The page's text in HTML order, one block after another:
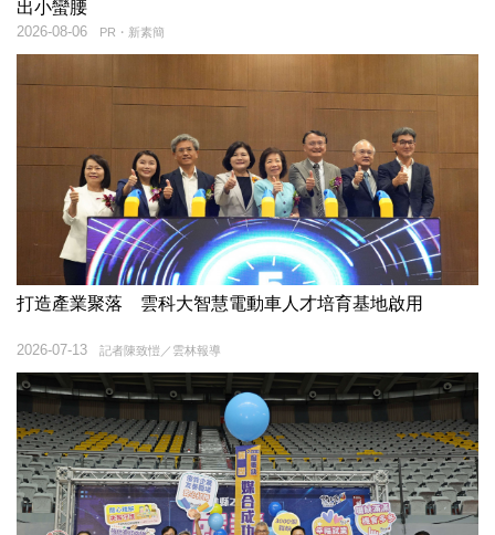
出小蠻腰
PR・新素簡
2026-08-06
打造產業聚落 雲科大智慧電動車人才培育基地啟用
記者陳致愷／雲林報導
2026-07-13